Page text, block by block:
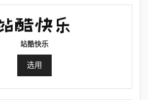
站酷快乐
选用